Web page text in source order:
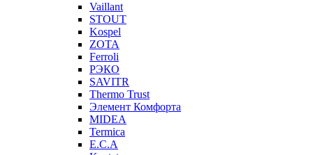
Vaillant
STOUT
Kospel
ZOTA
Ferroli
РЭКО
SAVITR
Thermo Trust
Элемент Комфорта
MIDEA
Termica
E.C.A